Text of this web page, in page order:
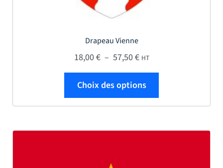
Drapeau Vienne
18,00€ – 57,50€Plage de prix : 18,00 €
HT
Choix des options